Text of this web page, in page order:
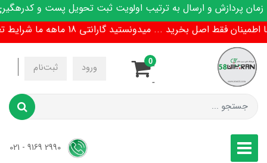
پردازش و ارسال به ترتیب اولویت ثبت تحویل پست و کدرهگیری
فقط اصل بخرید ... میدونستید گارانتی 18 ماهه ما شرایط تعویض هم داره !
ورود ثبت‌نام
-
-
0